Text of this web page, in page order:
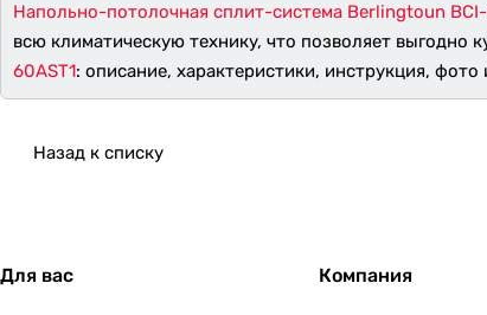
Напольно-потолочная сплит-система Berlingtoun
всю климатическую технику, что позволяет выгодно
60AST1: описание, характеристики, инструкция,
Назад к списку
Для вас Компания